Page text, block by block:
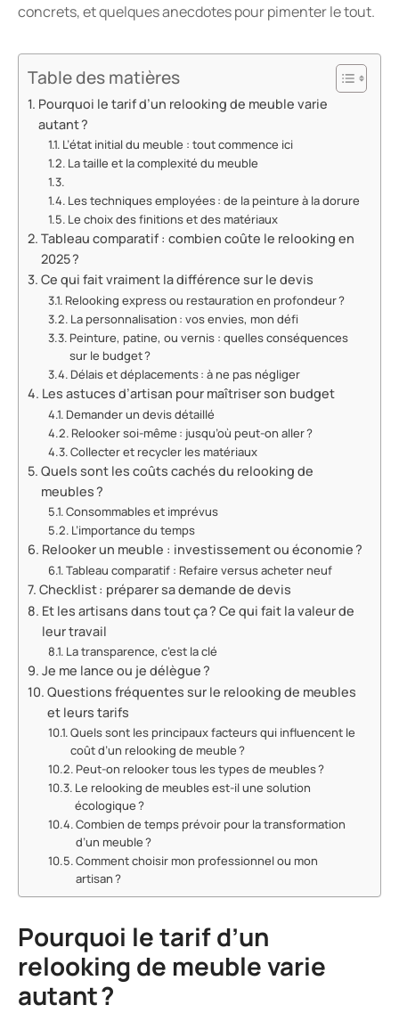
concrets, et quelques anecdotes pour pimenter le tout.
Table des matières
Pourquoi le tarif d’un relooking de meuble varie
autant ?
L’état initial du meuble : tout commence ici
La taille et la complexité du meuble
Les techniques employées : de la peinture à la dorure
Le choix des finitions et des matériaux
Tableau comparatif : combien coûte le relooking en
2025 ?
Ce qui fait vraiment la différence sur le devis
Relooking express ou restauration en profondeur ?
La personnalisation : vos envies, mon défi
Peinture, patine, ou vernis : quelles conséquences
sur le budget ?
Délais et déplacements : à ne pas négliger
Les astuces d’artisan pour maîtriser son budget
Demander un devis détaillé
Relooker soi-même : jusqu’où peut-on aller ?
Collecter et recycler les matériaux
Quels sont les coûts cachés du relooking de
meubles ?
Consommables et imprévus
L’importance du temps
Relooker un meuble : investissement ou économie ?
Tableau comparatif : Refaire versus acheter neuf
Checklist : préparer sa demande de devis
Et les artisans dans tout ça ? Ce qui fait la valeur de
leur travail
La transparence, c’est la clé
Je me lance ou je délègue ?
Questions fréquentes sur le relooking de meubles
et leurs tarifs
Quels sont les principaux facteurs qui influencent le
coût d’un relooking de meuble ?
Peut-on relooker tous les types de meubles ?
Le relooking de meubles est-il une solution
écologique ?
Combien de temps prévoir pour la transformation
d’un meuble ?
Comment choisir mon professionnel ou mon
artisan ?
Pourquoi le tarif d’un
relooking de meuble varie
autant ?